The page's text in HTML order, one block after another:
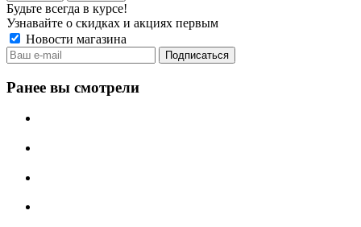
Будьте всегда в курсе!
Узнавайте о скидках и акциях первым
Новости магазина
Ранее вы смотрели